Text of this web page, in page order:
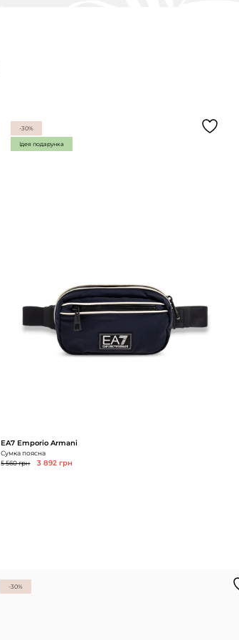
-30%
Ідея подарунка
EA7 Emporio Armani
Сумка поясна
5 560 грн
3 892 грн
-30%